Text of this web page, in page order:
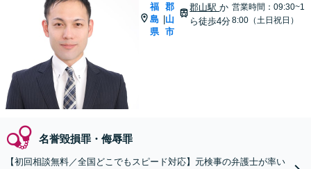
福
島
県
郡
山
市
郡山駅か
ら徒歩4分
営業時間：09:30~1
8:00（土日祝日）
名誉毀損罪・侮辱罪
【初回相談無料／全国どこでもスピード対応】元検事の弁護士が率い